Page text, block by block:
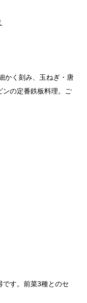
かく刻み、玉ねぎ・唐
の定番鉄板料理。ご
す。前菜3種とのセ